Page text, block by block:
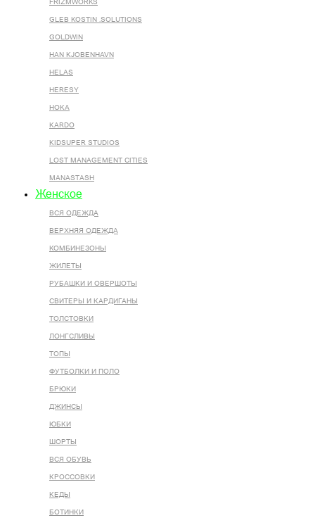
FRIZMWORKS
GLEB KOSTIN .SOLUTIONS
GOLDWIN
HAN KJOBENHAVN
HELAS
HERESY
HOKA
KARDO
KIDSUPER STUDIOS
LOST MANAGEMENT CITIES
MANASTASH
Женское
ВСЯ ОДЕЖДА
ВЕРХНЯЯ ОДЕЖДА
КОМБИНЕЗОНЫ
ЖИЛЕТЫ
РУБАШКИ И ОВЕРШОТЫ
СВИТЕРЫ И КАРДИГАНЫ
ТОЛСТОВКИ
ЛОНГСЛИВЫ
ТОПЫ
ФУТБОЛКИ И ПОЛО
БРЮКИ
ДЖИНСЫ
ЮБКИ
ШОРТЫ
ВСЯ ОБУВЬ
КРОССОВКИ
КЕДЫ
БОТИНКИ